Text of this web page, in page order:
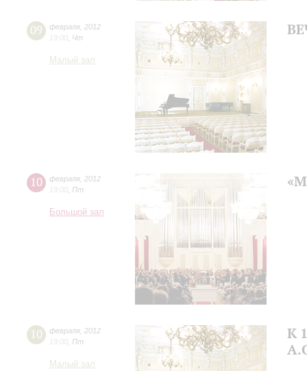
09 февраля 2012
19:00 Чт
Малый зал
10 февраля 2012
19:00 Пт
Большой зал
10 февраля 2012
19:00 Пт
Малый зал
К